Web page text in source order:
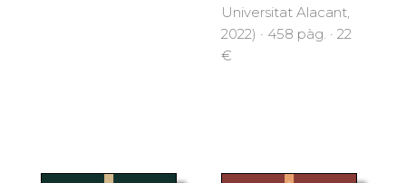
Universitat Alacant,
2022) · 458 pàg. · 22
€